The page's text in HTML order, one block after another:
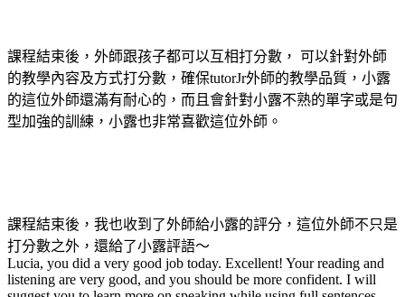
課程結束後，外師跟孩子都可以互相打分數， 可以針對外師
的教學內容及方式打分數，確保tutorJr外師的教學品質，小露
的這位外師還滿有耐心的，而且會針對小露不熟的單字或是句
型加強的訓練，小露也非常喜歡這位外師。
課程結束後，我也收到了外師給小露的評分，這位外師不只是
打分數之外，還給了小露評語～
Lucia, you did a very good job today. Excellent! Your reading and
listening are very good, and you should be more confident. I will